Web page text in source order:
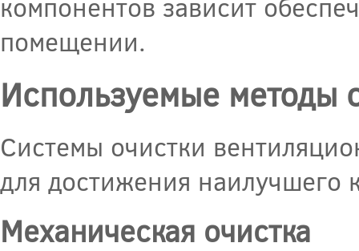
компонентов зависит
помещении.
Используемые методы
Системы очистки
для достижения наилучшего
Механическая очистка